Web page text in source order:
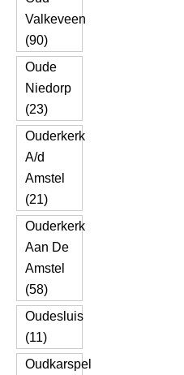
Valkeveen
(90)
Oude
Niedorp
(23)
Ouderkerk
A/d
Amstel
(21)
Ouderkerk
Aan De
Amstel
(58)
Oudesluis
(11)
Oudkarspel